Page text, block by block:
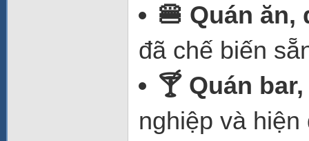
🍔 Quán ăn,
đã chế biến
🍸 Quán
nghiệp và